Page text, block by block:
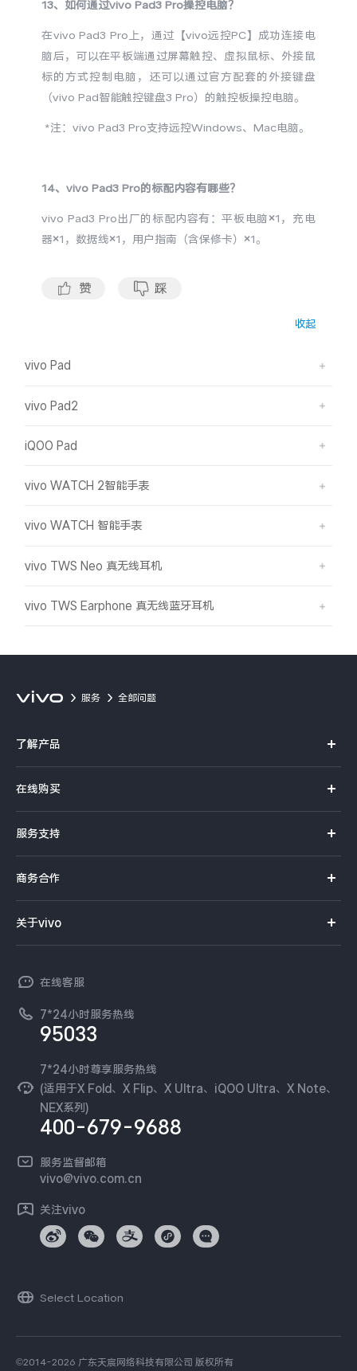
13、 如何通过vivo Pad3 Pro操控电脑？
在vivo Pad3 Pro上，通过【vivo远控PC】成功连接电
脑后，可以在平板端通过屏幕触控、虚拟鼠标、外接鼠
标的方式控制电脑，还可以通过官方配套的外接键盘
（vivo Pad智能触控键盘3 Pro）的触控板操控电脑。
*注：vivo Pad3 Pro支持远控Windows、Mac电脑。
14、vivo Pad3 Pro的标配内容有哪些？
vivo Pad3 Pro出厂的标配内容有：平板电脑×1，充电
器×1，数据线×1，用户指南（含保修卡）×1。
赞 踩
收起
vivo Pad
vivo Pad2
iQOO Pad
vivo WATCH 2智能手表
vivo WATCH 智能手表
vivo TWS Neo 真无线耳机
vivo TWS Earphone 真无线蓝牙耳机
服务 全部问题
了解产品
S系列
Y系列
iQOO手机
T系列
NEX系列
在线购买
选购手机
选购配件
订单查询
服务支持
服务网点
查找手机
环保回收
安全公告
服务隐私政策
Log还原LUTs下载
vivo 办公套件
商务合作
开放平台
vivo 企业业务
廉正合规
国补营业执照
无线电发射设备销售备案
关于vivo
工作机会
新闻资讯
可持续发展
vivo 蔡司影像
开发者社区
在线客服
7*24小时服务热线
95033
7*24小时尊享服务热线
(适用于X Fold、X Flip、X Ultra、iQOO Ultra、X Note、
NEX系列)
400-679-9688
服务监督邮箱
vivo@vivo.com.cn
关注vivo
Select Location
©2014-2026 广东天宸网络科技有限公司 版权所有